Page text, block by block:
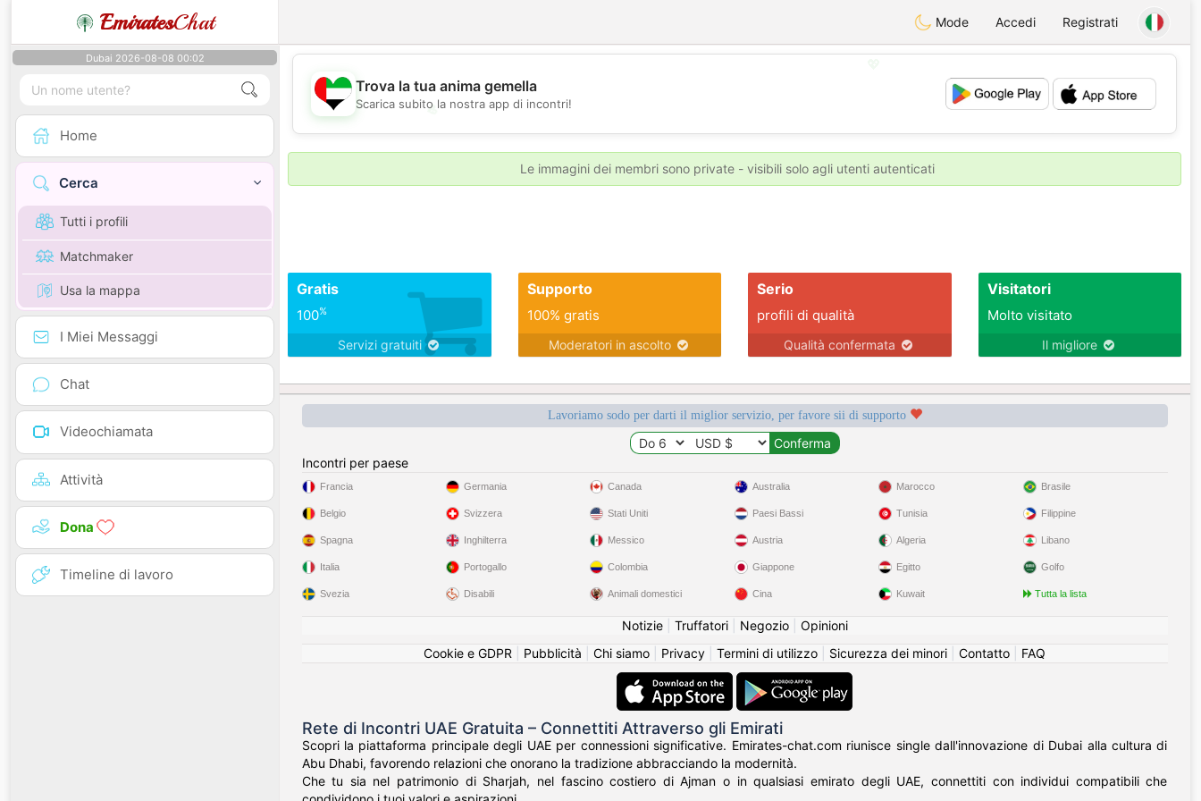
EmiratesChat Mode Accedi Registrati
Dubai 2026-08-08 00:02
Home
Cerca
Tutti i profili
Matchmaker
Usa la mappa
I Miei Messaggi
Chat
Videochiamata
Attività
Dona
Timeline di lavoro
💖
💕
💕
Trova la tua anima gemella
Scarica subito la nostra app di incontri!
Le immagini dei membri sono private - visibili solo agli utenti autenticati
Gratis
100%
Servizi gratuiti
Supporto
100% gratis
Moderatori in ascolto
Serio
profili di qualità
Qualità confermata
Visitatori
Molto visitato
Il migliore
Lavoriamo sodo per darti il miglior servizio, per favore sii di supporto
Incontri per paese
Francia
Belgio
Spagna
Italia
Svezia
Germania
Svizzera
Inghilterra
Portogallo
Disabili
Canada
Stati Uniti
Messico
Colombia
Animali domestici
Australia
Paesi Bassi
Austria
Giappone
Cina
Marocco
Tunisia
Algeria
Egitto
Kuwait
Brasile
Filippine
Libano
Golfo
Tutta la lista
Notizie| Truffatori| Negozio| Opinioni
Cookie e GDPR
Pubblicità Chi siamo Privacy Termini di utilizzo Sicurezza dei minori Contatto FAQ
Rete di Incontri UAE Gratuita – Connettiti Attraverso gli Emirati
Scopri la piattaforma principale degli UAE per connessioni significative. Emirates-chat.com riunisce single dall'innovazione di Dubai alla cultura di
Abu Dhabi, favorendo relazioni che onorano la tradizione abbracciando la modernità.
Che tu sia nel patrimonio di Sharjah, nel fascino costiero di Ajman o in qualsiasi emirato degli UAE, connettiti con individui compatibili che